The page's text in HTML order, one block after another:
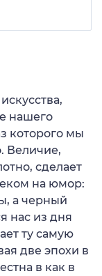
нашего
которого мы
Величие,
сделает
на юмор:
а черный
нас из дня
ту самую
две эпохи в
в как в